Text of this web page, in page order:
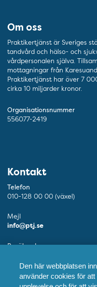
Den här webbplatsen
använder cookies för att
Om oss
Praktikertjänst är Sveriges
tandvård och hälso- och
vårdpersonalen själva.
mottagningar från
Praktikertjänst har över 7
cirka 10 miljarder kronor.
Organisationsnummer
556077-2419
Kontakt
Telefon
010-128 00 00 (växel)
Mejl
info@ptj.se
Besöksadress
Postadress
Praktikertjänst AB, 103 55